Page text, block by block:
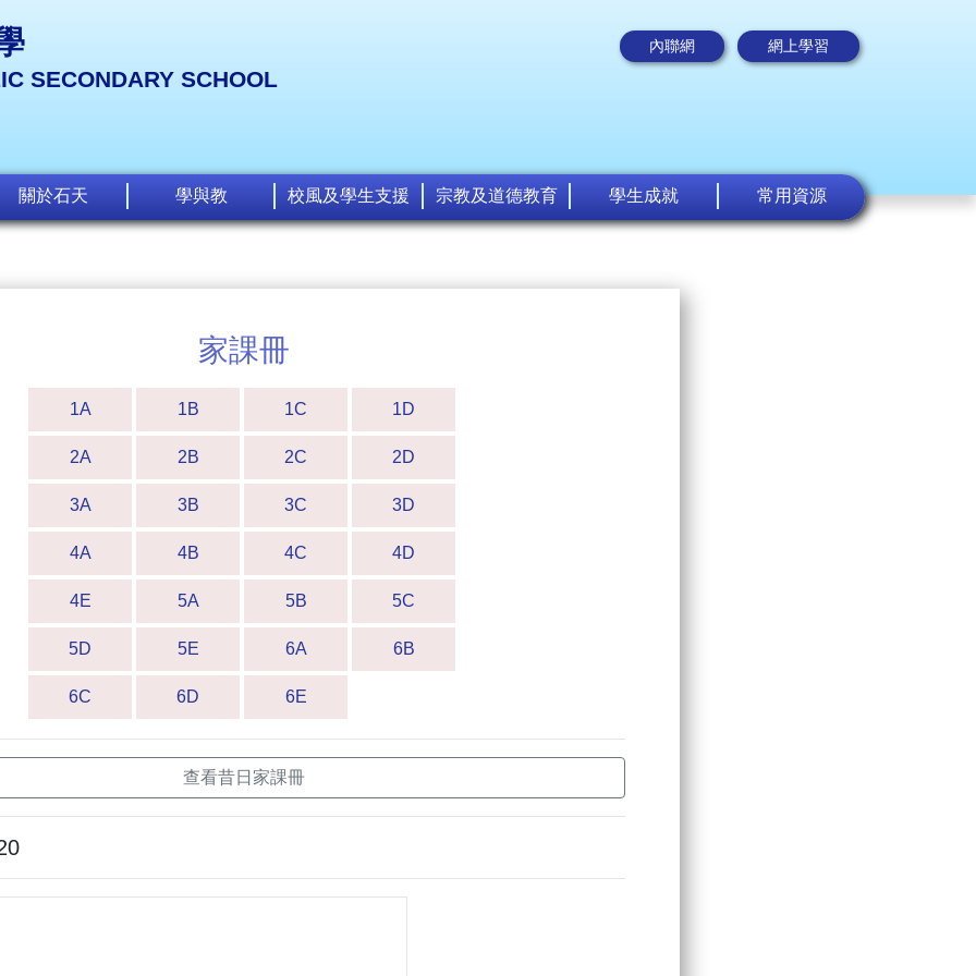
SECONDARY SCHOOL
內聯網 網上學習
關於石天 學與教 校風及學生支援 宗教及道德教育 學生成就 常用資源
家課冊
1A 1B 1C 1D
2A 2B 2C 2D
3A 3B 3C 3D
4A 4B 4C 4D
4E 5A 5B 5C
5D 5E 6A 6B
6C 6D 6E
查看昔日家課冊